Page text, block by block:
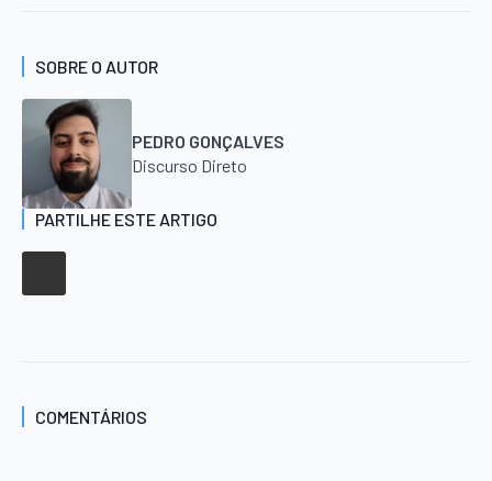
SOBRE O AUTOR
PEDRO GONÇALVES
Discurso Direto
PARTILHE ESTE ARTIGO
COMENTÁRIOS